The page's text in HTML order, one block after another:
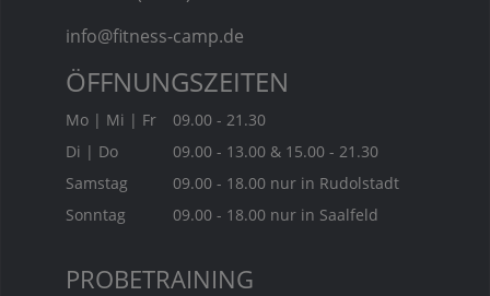
info@fitness-camp.de
PROBETRAINING
ÖFFNUNGSZEITEN
Mo | Mi | Fr
09.00 - 21.30
Di | Do
09.00 - 13.00 & 15.00 - 21.30
Samstag
09.00 - 18.00 nur in Rudolstadt
Sonntag
09.00 - 18.00 nur in Saalfeld